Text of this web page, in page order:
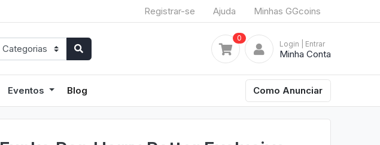
Registrar-se Ajuda Minhas GGcoins
0
Login | Entrar
Minha Conta
Eventos Blog Como Anunciar